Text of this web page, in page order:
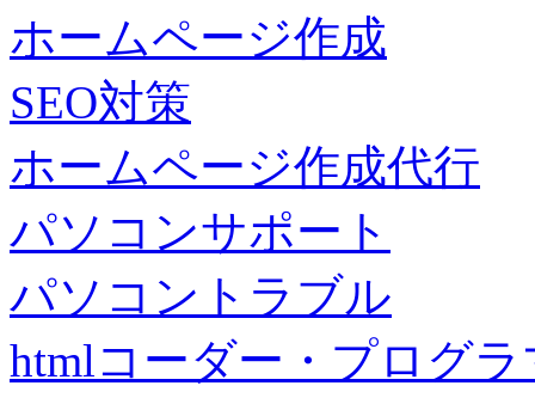
ホームページ作成
SEO対策
ホームページ作成代行
パソコンサポート
パソコントラブル
htmlコーダー・プログラ